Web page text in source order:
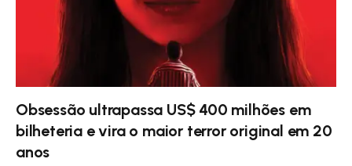
Obsessão ultrapassa US$ 400 milhões em
bilheteria e vira o maior terror original em 20
anos